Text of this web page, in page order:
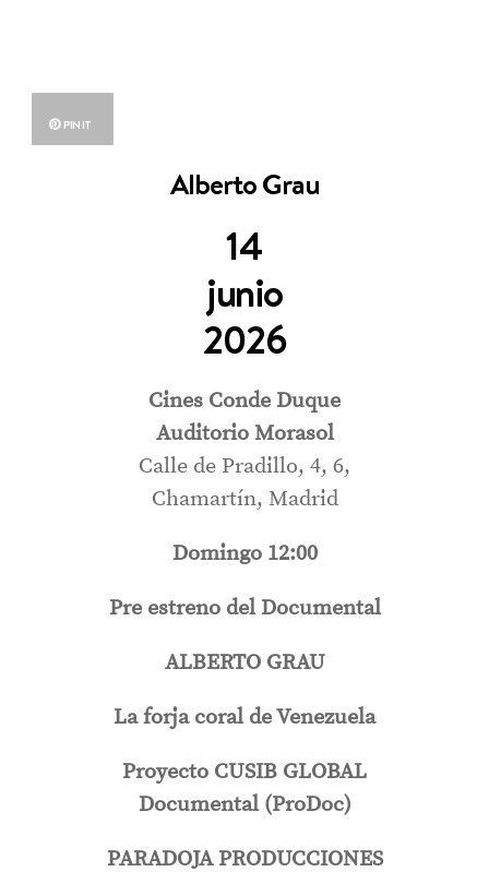
PIN IT
Alberto Grau
14
junio
2026
Cines Conde Duque
Auditorio Morasol
Calle de Pradillo, 4, 6,
Chamartín, Madrid
Domingo 12:00
Pre estreno del Documental
ALBERTO GRAU
La forja coral de Venezuela
Proyecto CUSIB GLOBAL
Documental (ProDoc)
PARADOJA PRODUCCIONES